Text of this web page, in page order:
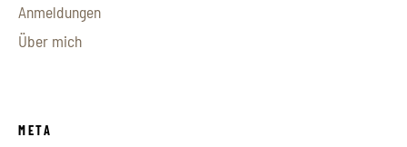
Anmeldungen
Über mich
META